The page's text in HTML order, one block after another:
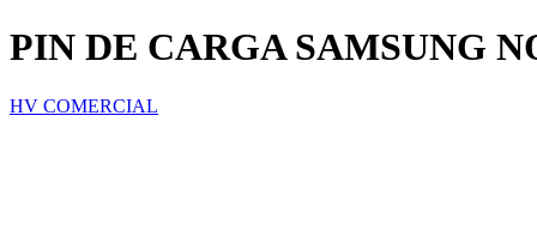
PIN DE CARGA SAMSUNG
HV COMERCIAL